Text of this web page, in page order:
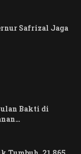
Safrizal Jaga
Bakti di